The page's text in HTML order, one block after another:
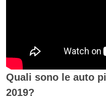
Quali sono le auto
2019?